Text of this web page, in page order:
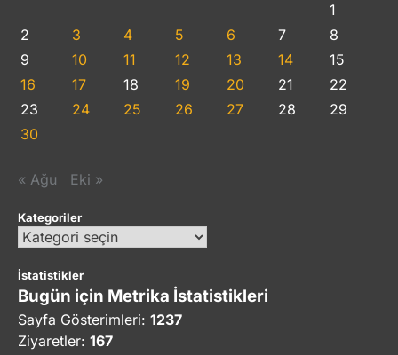
1
2
3 4 5 6 7
8
9
10 11 12 13 14
15
16
17 18 19 20 21
22
23
24 25 26 27 28
29
30
« Ağu Eki »
Kategoriler
Kategoriler
İstatistikler
Bugün için Metrika İstatistikleri
Sayfa Gösterimleri: 1237
Ziyaretler: 167